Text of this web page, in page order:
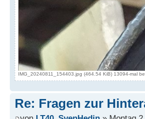
IMG_20240811_154403.jpg (464.54 KiB) 13094-mal
Re: Fragen zur